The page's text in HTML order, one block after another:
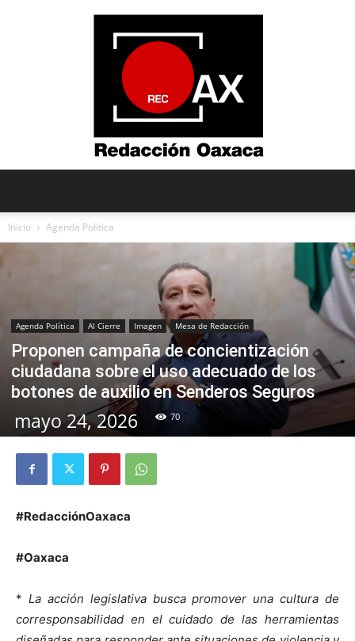
Oaxaca
Inicio Agenda Política
Agenda Política Al Cierre Imagen Mesa de Redacción
Proponen campaña de concientización
ciudadana sobre el uso adecuado de los
botones de auxilio en Senderos Seguros
mayo 24, 2026 70
#RedacciónOaxaca
#Oaxaca
* La acción legislativa busca promover una cultura de
corresponsabilidad en el cuidado de las herramientas